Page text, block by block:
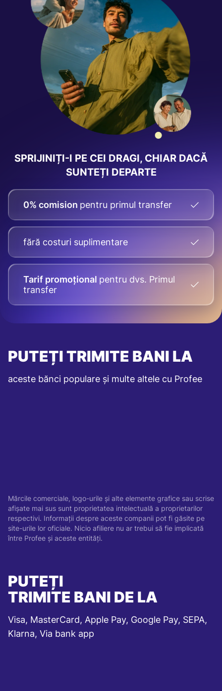
SPRIJINIȚI-I PE CEI DRAGI, CHIAR DACĂ
SUNTEȚI DEPARTE
0% comision pentru primul transfer
fără costuri suplimentare
Tarif promoțional pentru dvs. Primul
transfer
PUTEȚI TRIMITE BANI LA
aceste bănci populare și multe altele cu Profee
Mărcile comerciale, logo-urile și alte elemente grafice sau scrise
afișate mai sus sunt proprietatea intelectuală a proprietarilor
respectivi. Informații despre aceste companii pot fi găsite pe
site-urile lor oficiale. Nicio afiliere nu ar trebui să fie implicată
între Profee și aceste entități.
PUTEȚI
TRIMITE BANI DE LA
Visa, MasterCard, Apple Pay, Google Pay, SEPA,
Klarna, Via bank app